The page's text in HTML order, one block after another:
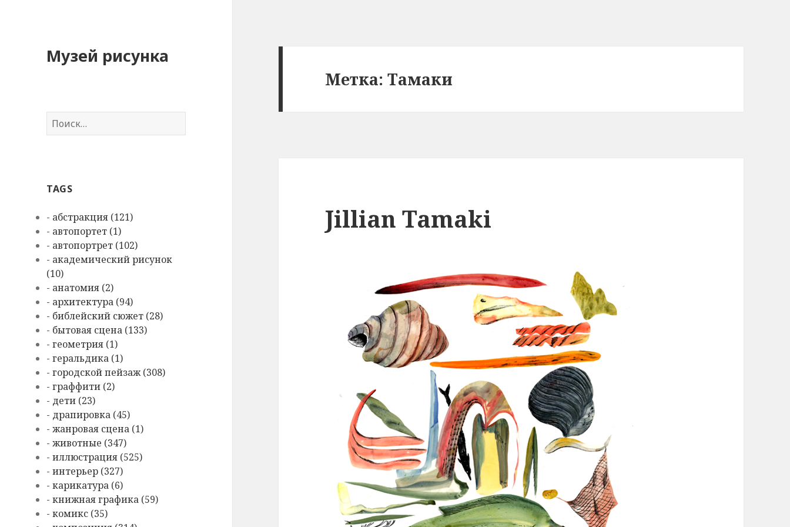
Музей рисунка
Н
а
:TAGS
- абстракция (121)
- автопортет (1)
- автопортрет (102)
- академический рисунок
(10)
- анатомия (2)
- архитектура (94)
- библейский сюжет (28)
- бытовая сцена (133)
- геометрия (1)
- геральдика (1)
- городской пейзаж (308)
- граффити (2)
- дети (23)
- драпировка (45)
- жанровая сцена (1)
- животные (347)
- иллюстрация (525)
- интерьер (327)
- карикатура (6)
- книжная графика (59)
- комикс (35)
Метка: Тамаки
Jillian Tamaki